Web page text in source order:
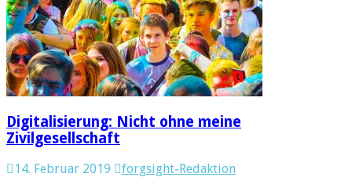
Digitalisierung: Nicht ohne meine
Zivilgesellschaft
14. Februar 2019
forgsight-Redaktion